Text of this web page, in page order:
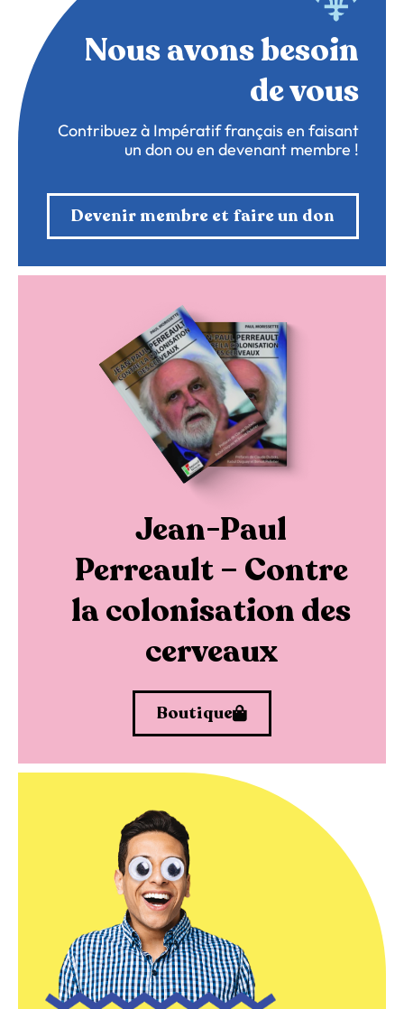
Nous avons besoin
de vous
Contribuez à Impératif français en faisant
un don ou en devenant membre !
Devenir membre et faire un don
Jean-Paul
Perreault – Contre
la colonisation des
cerveaux
Boutique